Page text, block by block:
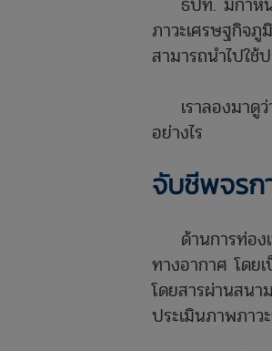
ภาวะเศรษฐกิจ
สามารถนำไปใช้
เราลองมาดูว่
อย่างไร
จับชีพจรก
ด้านการท่องเ
ทางอากาศ โดย
โดยสารผ่านสนา
ประเมินภาพภาว